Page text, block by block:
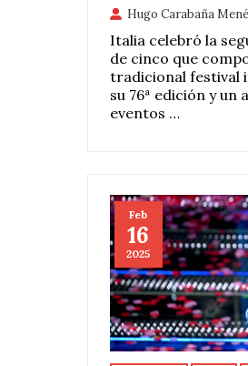
Hugo Carabaña
Italia celebró la
de cinco que
tradicional festival
su 76ª edición y un
eventos …
Feb
16
2025